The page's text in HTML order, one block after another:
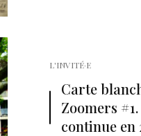
L'INVITÉ·E
Carte
Zoomers
continue en
Né un 2 juillet : André